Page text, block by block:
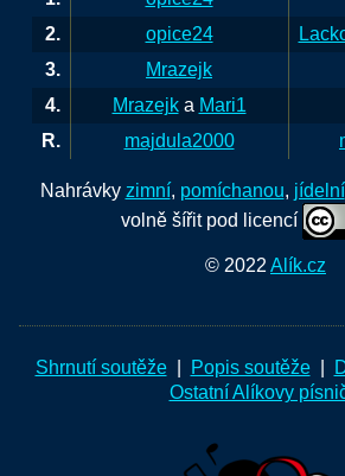
2.
opice24
3.
Mrazejk
4.
Mrazejka Mari1
R.
majdula2000
Nahrávky zimní, pomíchanou, jídelní
volně šířit pod licencí
© 2022 Alík.cz
Shrnutí soutěže| Popis soutěže|
Ostatní Alíkovy